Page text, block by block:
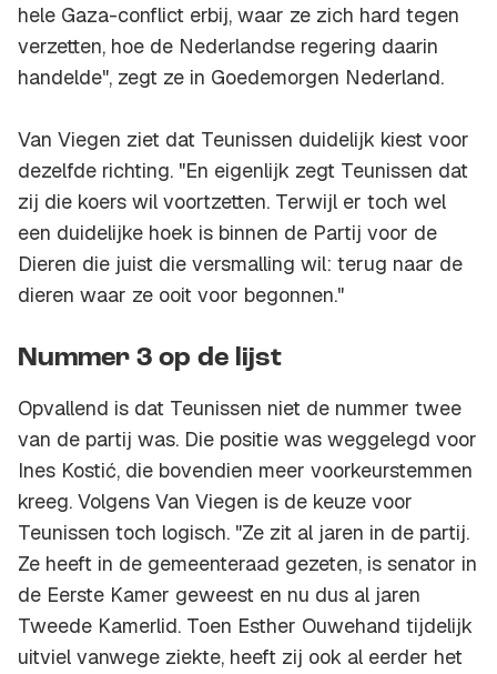
hele Gaza-conflict erbij, waar ze zich hard tegen
verzetten, hoe de Nederlandse regering daarin
handelde", zegt ze in Goedemorgen Nederland.
Van Viegen ziet dat Teunissen duidelijk kiest voor
dezelfde richting. "En eigenlijk zegt Teunissen dat
zij die koers wil voortzetten. Terwijl er toch wel
een duidelijke hoek is binnen de Partij voor de
Dieren die juist die versmalling wil: terug naar de
dieren waar ze ooit voor begonnen."
Nummer 3 op de lijst
Opvallend is dat Teunissen niet de nummer twee
van de partij was. Die positie was weggelegd voor
Ines Kostić, die bovendien meer voorkeurstemmen
kreeg. Volgens Van Viegen is de keuze voor
Teunissen toch logisch. "Ze zit al jaren in de partij.
Ze heeft in de gemeenteraad gezeten, is senator in
de Eerste Kamer geweest en nu dus al jaren
Tweede Kamerlid. Toen Esther Ouwehand tijdelijk
uitviel vanwege ziekte, heeft zij ook al eerder het